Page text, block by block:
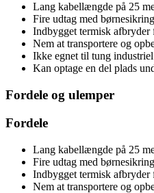
Lang kabellængde på 25
Fire udtag med børnesikring
Indbygget termisk afbryder
Nem at transportere og
Ikke egnet til tung
Kan optage en del plads
Fordele og ulemper
Fordele
Lang kabellængde på 25
Fire udtag med børnesikring
Indbygget termisk afbryder
Nem at transportere og